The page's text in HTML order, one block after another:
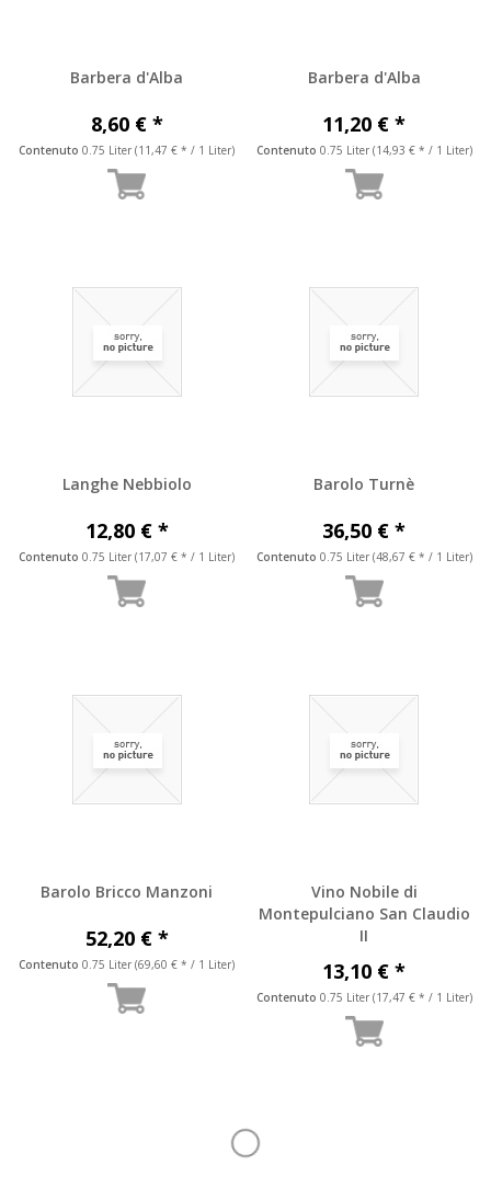
Barbera d'Alba
8,60 € *
Contenuto0.75 Liter(11,47 € * / 1 Liter)
Barbera d'Alba
11,20 € *
Contenuto 0.75 Liter (14,93 € * / 1 Liter)
Langhe Nebbiolo
12,80 € *
Contenuto0.75 Liter(17,07 € * / 1 Liter)
Barolo Turnè
36,50 € *
Contenuto 0.75 Liter (48,67 € * / 1 Liter)
Barolo Bricco Manzoni
52,20 € *
Contenuto0.75 Liter(69,60 € * / 1 Liter)
Vino Nobile di
Montepulciano San Claudio
II
13,10 € *
Contenuto 0.75 Liter (17,47 € * / 1 Liter)